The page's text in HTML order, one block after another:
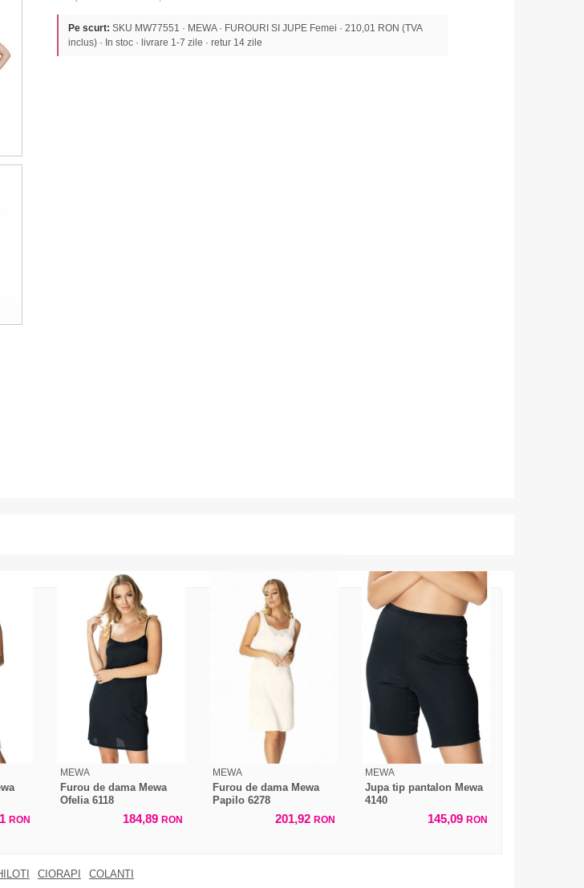
Pe scurt: SKU MW77551 · MEWA · FUROURI SI JUPE Femei · 210,01 RON (TVA
inclus) · In stoc · livrare 1-7 zile · retur 14 zile
RON
MEWA
Furou de dama Mewa
Ofelia 6118
184,89 RON
MEWA
Furou de dama Mewa
Papilo 6278
201,92 RON
MEWA
Jupa tip pantalon Mewa
4140
145,09 RON
CIORAPI
COLANTI